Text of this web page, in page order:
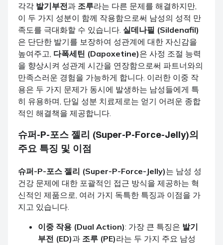
각각 발기부전과 조루라는 다른 문제를 해결하지만,
이 두 가지 성분이 함께 작용함으로써 남성의 성적 만
족도를 극대화할 수 있습니다. 실데나필 (Sildenafil)
은 단단한 발기를 보장하여 성관계에 대한 자신감을
높여주고, 다폭세틴 (Dapoxetine)은 사정 조절 능력
을 향상시켜 성관계 시간을 연장함으로써 파트너와의
만족스러운 경험을 가능하게 합니다. 이러한 이중 작
용은 두 가지 문제가 동시에 발생하는 남성들에게 특
히 유용하며, 단일 성분 치료제로는 얻기 어려운 종합
적인 해결책을 제공합니다.
슈퍼-P-포스 젤리 (Super-P-Force-Jelly)의
주요 특징 및 이점
슈퍼-P-포스 젤리 (Super-P-Force-Jelly)는 남성 성
건강 문제에 대한 포괄적인 접근 방식을 제공하는 혁
신적인 제품으로, 여러 가지 독특한 특징과 이점을 가
지고 있습니다.
이중 작용 (Dual Action): 가장 큰 특징은 발기
부전 (ED)과 조루 (PE)라는 두 가지 주요 남성